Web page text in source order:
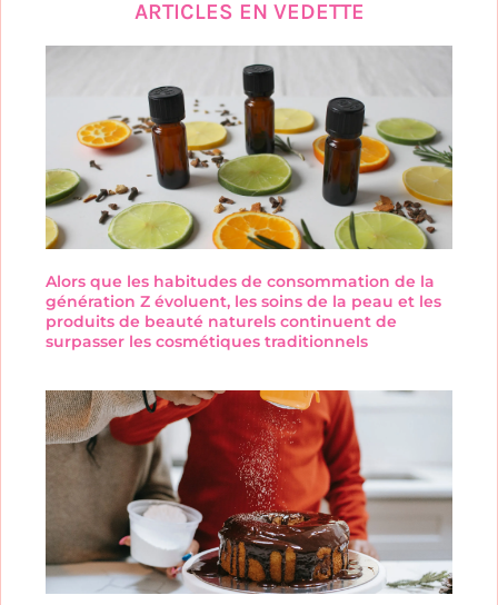
ARTICLES EN VEDETTE
Alors que les habitudes de consommation de la
génération Z évoluent, les soins de la peau et les
produits de beauté naturels continuent de
surpasser les cosmétiques traditionnels